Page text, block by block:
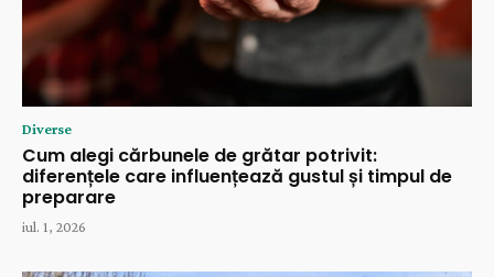
Diverse
Cum alegi cărbunele de grătar potrivit:
diferențele care influențează gustul și timpul de
preparare
iul. 1, 2026